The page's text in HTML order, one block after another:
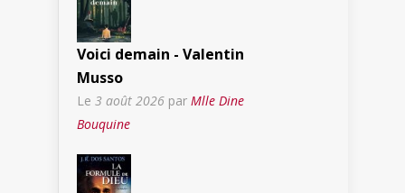
Voici demain - Valentin
Musso
Le 3 août 2026 par Mlle Dine
Bouquine